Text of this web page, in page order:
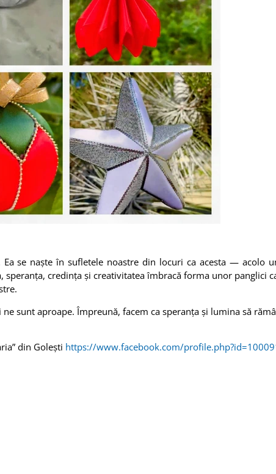
se naște în sufletele noastre din locuri ca acesta — acolo
credința și creativitatea îmbracă forma unor panglici
sunt aproape. Împreună, facem ca speranța și lumina să
din Golești https://www.facebook.com/